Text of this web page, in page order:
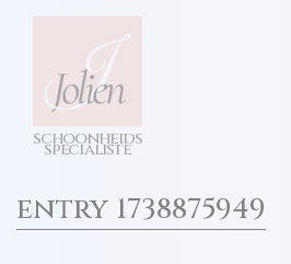
schoonheids
specialiste
invullen
entry 1738875949